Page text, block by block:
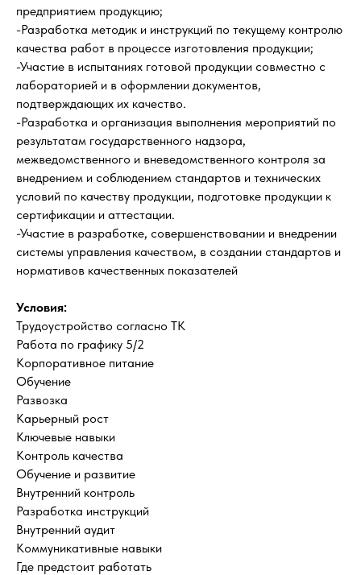
предприятием продукцию;
-Разработка методик и инструкций по текущему контролю
качества работ в процессе изготовления продукции;
-Участие в испытаниях готовой продукции совместно с
лабораторией и в оформлении документов,
подтверждающих их качество.
-Разработка и организация выполнения мероприятий по
результатам государственного надзора,
межведомственного и вневедомственного контроля за
внедрением и соблюдением стандартов и технических
условий по качеству продукции, подготовке продукции к
сертификации и аттестации.
-Участие в разработке, совершенствовании и внедрении
системы управления качеством, в создании стандартов и
нормативов качественных показателей
Условия:
Трудоустройство согласно ТК
Работа по графику 5/2
Корпоративное питание
Обучение
Развозка
Карьерный рост
Ключевые навыки
Контроль качества
Обучение и развитие
Внутренний контроль
Разработка инструкций
Внутренний аудит
Коммуникативные навыки
Где предстоит работать